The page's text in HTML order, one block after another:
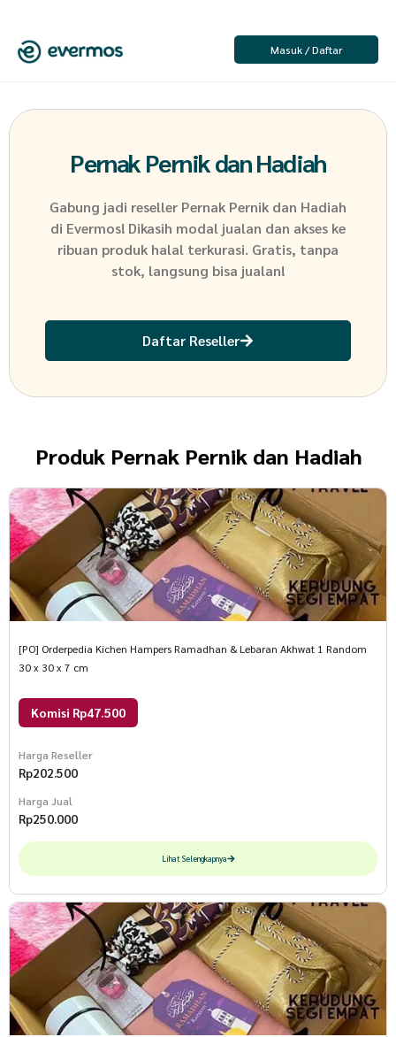
Masuk / Daftar
Pernak Pernik dan Hadiah
Gabung jadi reseller Pernak Pernik dan Hadiah
di Evermos! Dikasih modal jualan dan akses ke
ribuan produk halal terkurasi. Gratis, tanpa
stok, langsung bisa jualan!
Daftar Reseller
Produk Pernak Pernik dan Hadiah
[PO] Orderpedia Kichen Hampers Ramadhan & Lebaran Akhwat 1 Random
30 x 30 x 7 cm
Komisi Rp47.500
Harga Reseller
Rp202.500
Harga Jual
Rp250.000
Lihat Selengkapnya